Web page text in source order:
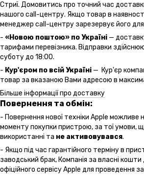
Стриї. Домовитись про точний час
нашого call-центру. Якщо товар в
менеджер call-центру зарезервує його
- «Новою поштою» по Україні —
тарифами перевізника. Відправки
суботу до 18:00.
- Кур'єром по всій Україні — Кур'єр
товар за вказаною Вами адресою в
Більше інформації про доставку
Повернення та обмін:
- Повернення нової техніки Apple можливе
моменту покупки пристрою, за тої умови,
використанні та не активовувався.
- Якщо під час гарантійного терміну в
заводський брак, Компанія за власні
офіційного сервісу Apple для проведення